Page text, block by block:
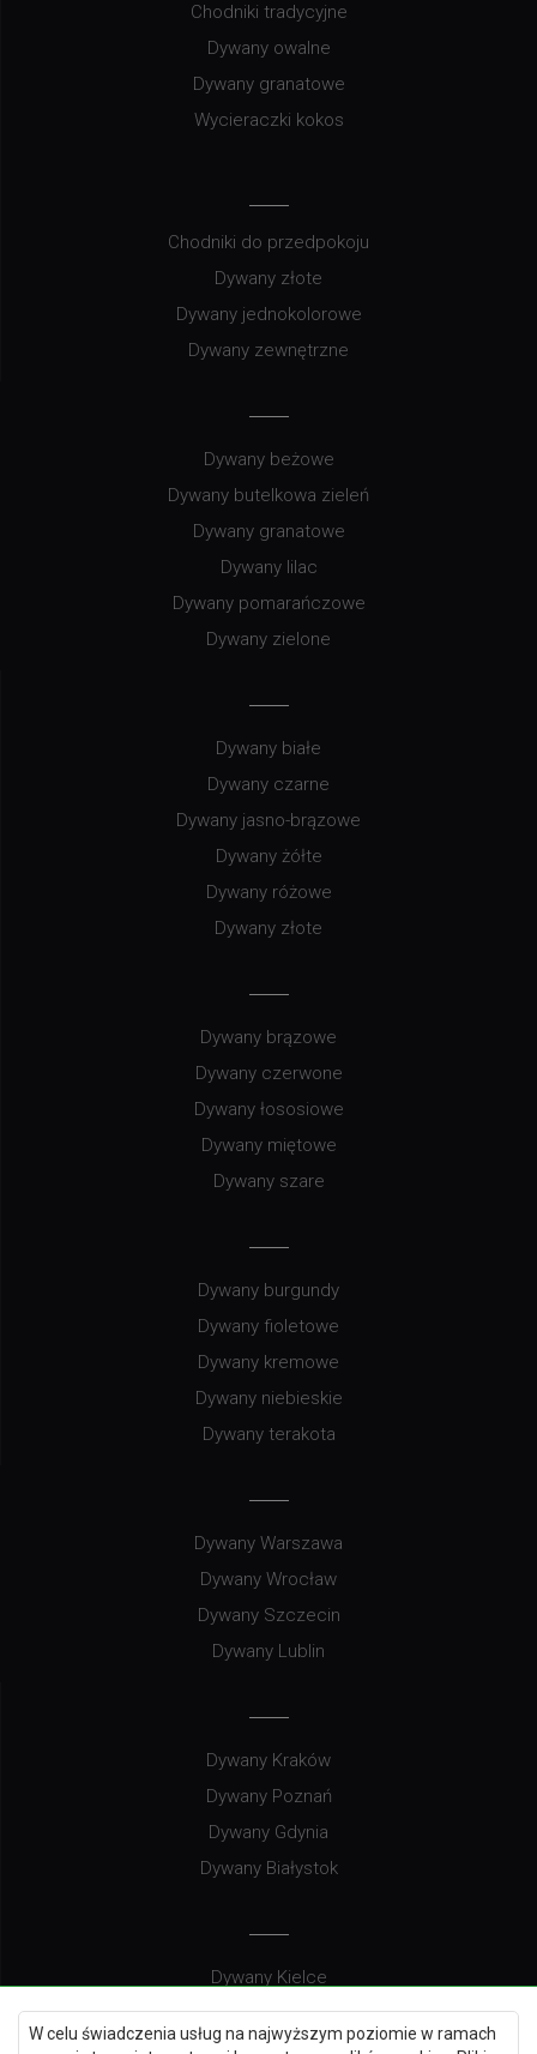
W celu świadczenia usług na najwyższym poziomie w ramach
Chodniki tradycyjne
Dywany owalne
Dywany granatowe
Wycieraczki kokos
Chodniki do przedpokoju
Dywany złote
Dywany jednokolorowe
Dywany zewnętrzne
Dywany beżowe
Dywany butelkowa zieleń
Dywany granatowe
Dywany lilac
Dywany pomarańczowe
Dywany zielone
Dywany białe
Dywany czarne
Dywany jasno-brązowe
Dywany żółte
Dywany różowe
Dywany złote
Dywany brązowe
Dywany czerwone
Dywany łososiowe
Dywany miętowe
Dywany szare
Dywany burgundy
Dywany fioletowe
Dywany kremowe
Dywany niebieskie
Dywany terakota
Dywany Warszawa
Dywany Wrocław
Dywany Szczecin
Dywany Lublin
Dywany Kraków
Dywany Poznań
Dywany Gdynia
Dywany Białystok
Dywany Kielce
Dywany Gdańsk
Dywany Toruń